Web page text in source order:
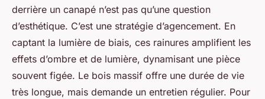
derrière un canapé n’est pas qu’une question
d’esthétique. C’est une stratégie d’agencement. En
captant la lumière de biais, ces rainures amplifient les
effets d’ombre et de lumière, dynamisant une pièce
souvent figée. Le bois massif offre une durée de vie
très longue, mais demande un entretien régulier. Pour